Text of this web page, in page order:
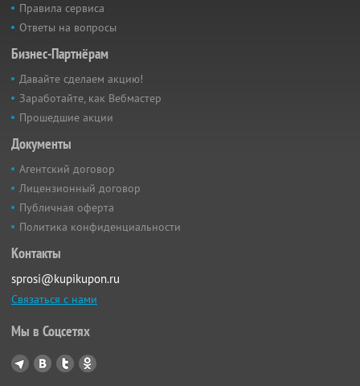
Правила сервиса
Ответы на вопросы
Бизнес-Партнёрам
Давайте сделаем акцию!
Заработайте, как Вебмастер
Прошедшие акции
Документы
Агентский договор
Лицензионный договор
Публичная оферта
Политика конфиденциальности
Контакты
sprosi@kupikupon.ru
Связаться с нами
Мы в Соцсетях